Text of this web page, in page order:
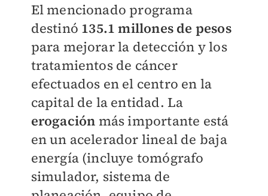
El mencionado programa
destinó 135.1 millones de pesos
para mejorar la detección y los
tratamientos de cáncer
efectuados en el centro en la
capital de la entidad. La
erogación más importante está
en un acelerador lineal de baja
energía (incluye tomógrafo
simulador, sistema de